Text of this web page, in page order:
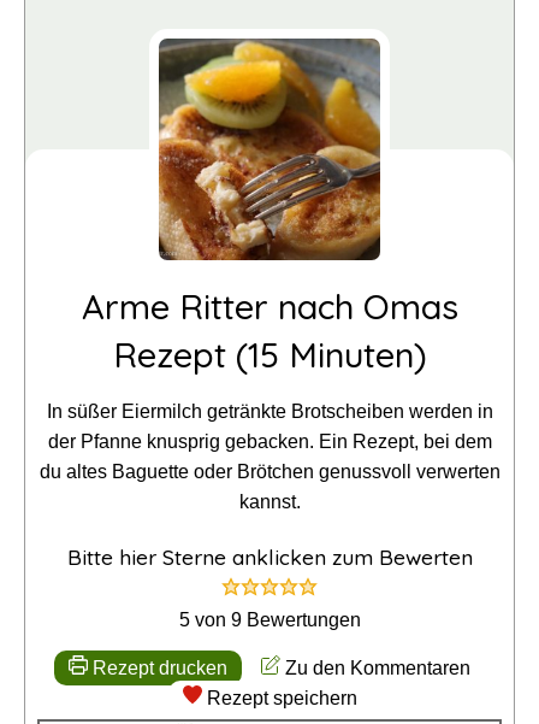
Arme Ritter nach Omas
Rezept (15 Minuten)
In süßer Eiermilch getränkte Brotscheiben werden in
der Pfanne knusprig gebacken. Ein Rezept, bei dem
du altes Baguette oder Brötchen genussvoll verwerten
kannst.
Bitte hier Sterne anklicken zum Bewerten
5von 9Bewertungen
Rezept drucken
Zu den Kommentaren
Rezept speichern